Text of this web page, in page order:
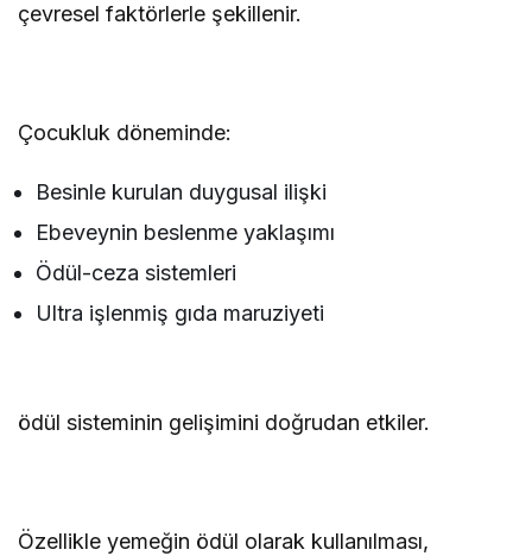
çevresel faktörlerle şekillenir.
Çocukluk döneminde:
Besinle kurulan duygusal ilişki
Ebeveynin beslenme yaklaşımı
Ödül-ceza sistemleri
Ultra işlenmiş gıda maruziyeti
ödül sisteminin gelişimini doğrudan etkiler.
Özellikle yemeğin ödül olarak kullanılması,